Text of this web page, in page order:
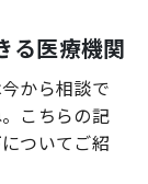
る医療機関
から相談で
こちらの記
ついてご紹